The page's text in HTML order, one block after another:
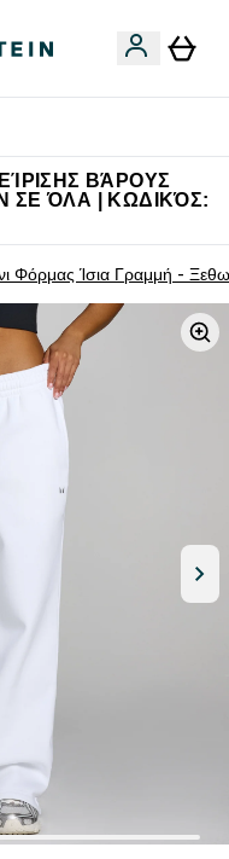
ΒΆΡΟΥΣ
ΣΕ ΌΛΑ | ΚΩΔΙΚΌΣ:
Φόρμας Ίσια Γραμμή -